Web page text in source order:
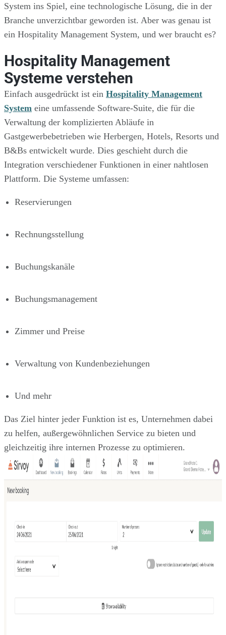
System ins Spiel, eine technologische Lösung, die in der
Branche unverzichtbar geworden ist. Aber was genau ist
ein Hospitality Management System, und wer braucht es?
Hospitality Management
Systeme verstehen
Einfach ausgedrückt ist ein Hospitality Management
System eine umfassende Software-Suite, die für die
Verwaltung der komplizierten Abläufe in
Gastgewerbebetrieben wie Herbergen, Hotels, Resorts und
B&Bs entwickelt wurde. Dies geschieht durch die
Integration verschiedener Funktionen in einer nahtlosen
Plattform. Die Systeme umfassen:
Reservierungen
Rechnungsstellung
Buchungskanäle
Buchungsmanagement
Zimmer und Preise
Verwaltung von Kundenbeziehungen
Und mehr
Das Ziel hinter jeder Funktion ist es, Unternehmen dabei
zu helfen, außergewöhnlichen Service zu bieten und
gleichzeitig ihre internen Prozesse zu optimieren.